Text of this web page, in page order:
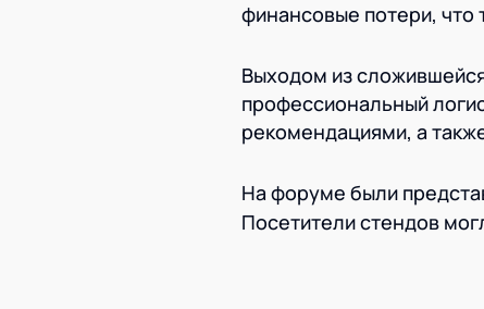
финансовые потери, что
Выходом из
профессиональный
рекомендациями, а
На форуме были
Посетители стендов